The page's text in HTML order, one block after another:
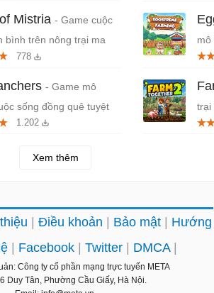
Mistria - Game cuộc
bình trên nông trại ma
778
- Game mô
sống đồng quê tuyệt
1.202
mô
trại
Xem thêm
Điều khoản Bảo mật
Hướng
Facebook Twitter DMCA
Công ty cổ phần mạng trực tuyến META
Duy Tân, Phường Cầu Giấy, Hà Nội.